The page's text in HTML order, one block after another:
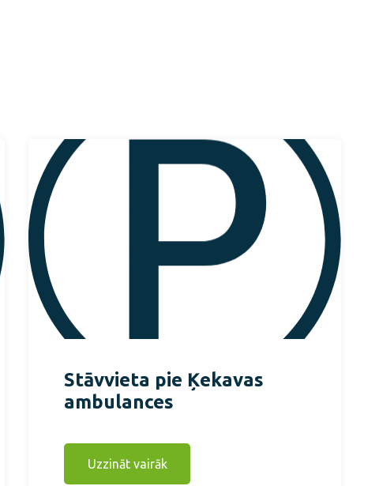
Stāvvieta pie Ķekavas
ambulances
Uzzināt vairāk